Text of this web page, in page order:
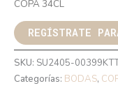
COPA 34CL
REGÍSTRATE
SKU: SU2405-
Categorías: BODAS,